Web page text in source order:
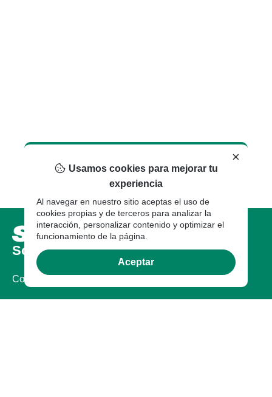
Sobre nosotros
Compañia
×
Usamos cookies para mejorar tu
experiencia
Al navegar en nuestro sitio aceptas el uso de
cookies propias y de terceros para analizar la
interacción, personalizar contenido y optimizar el
funcionamiento de la página.
Aceptar